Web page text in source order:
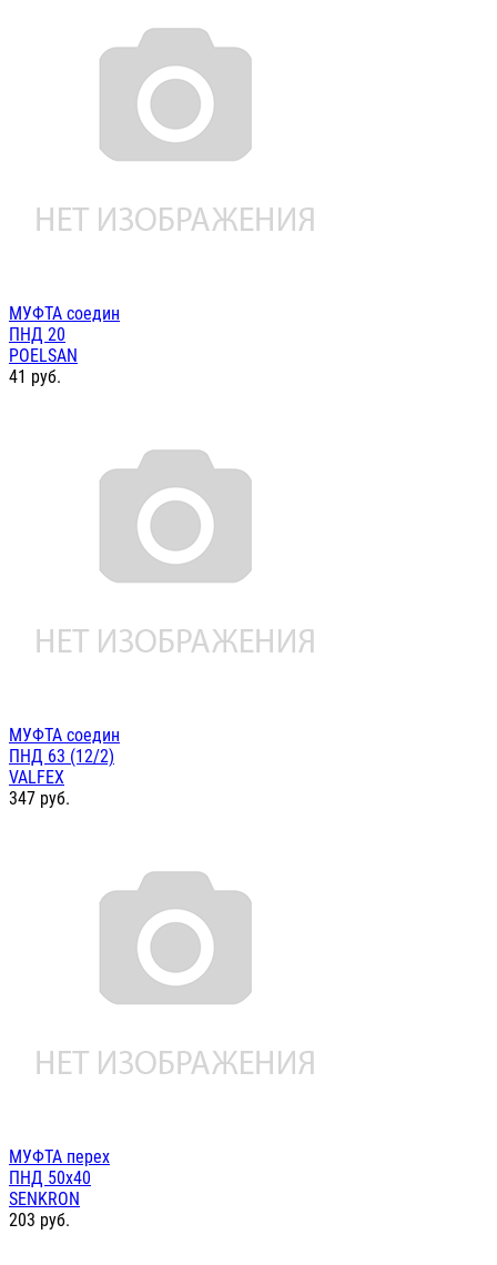
МУФТА соедин
ПНД 20
POELSAN
41 руб.
МУФТА соедин
ПНД 63 (12/2)
VALFEX
347 руб.
МУФТА перех
ПНД 50х40
SENKRON
203 руб.